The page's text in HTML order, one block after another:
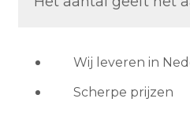
Wij leveren in
Scherpe prijzen